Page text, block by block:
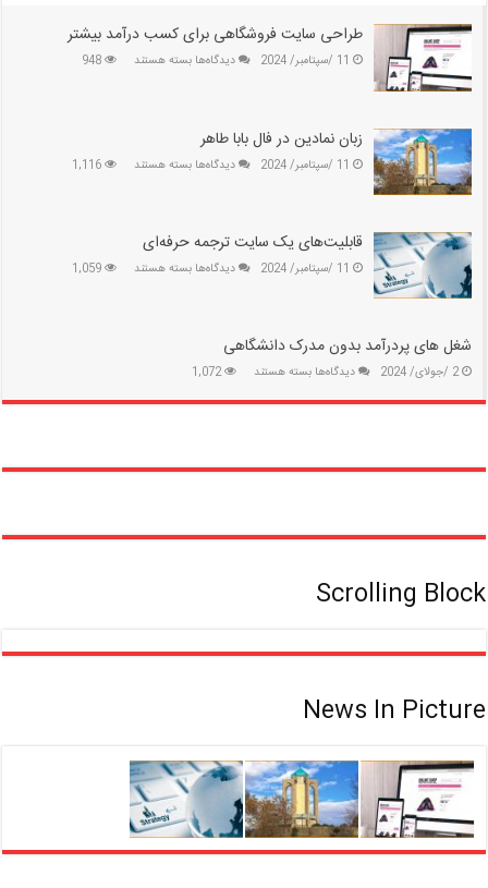
کسب‌وکار
مشتریان
طراحی سایت فروشگاهی برای کسب درآمد بیشتر
11 /سپتامبر/ 2024 دیدگاه‌هابرای
درآمد
بسته هستند 948
زبان نمادین در فال بابا طاهر
11 /سپتامبر/ 2024 دیدگاه‌هابرای
فال
طاهر
بسته هستند 1,116
قابلیت‌های یک سایت ترجمه حرفه‌ای
11 /سپتامبر/ 2024 دیدگاه‌هابرای
بسته هستند 1,059
شغل های پردرآمد بدون مدرک دانشگاهی
2 /جولای/ 2024 دیدگاه‌هابرای
های
مدرک
بسته هستند 1,072
Scrolling Block
News In Picture